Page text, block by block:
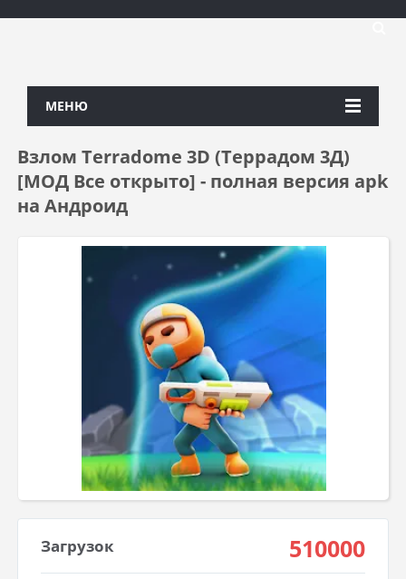
МЕНЮ
Взлом Terradome 3D (Террадом 3Д)
[МОД Все открыто] - полная версия apk
на Андроид
Загрузок 510000